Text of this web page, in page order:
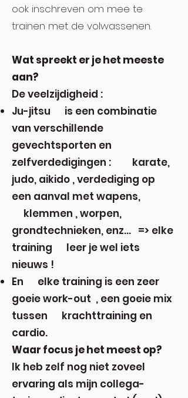
ook inschreven om mee te
trainen met de volwassenen.
Wat spreekt er je het meeste
aan?
De veelzijdigheid :
Ju-jitsu is een combinatie
van verschillende
gevechtsporten en
zelfverdedigingen : karate,
judo, aikido , verdediging op
een aanval met wapens,
klemmen , worpen,
grondtechnieken, enz… => elke
training leer je wel iets
nieuws !
En elke training is een zeer
goeie work-out , een goeie mix
tussen krachttraining en
cardio.
Waar focus je het meest op?
Ik heb zelf nog niet zoveel
ervaring als mijn collega-